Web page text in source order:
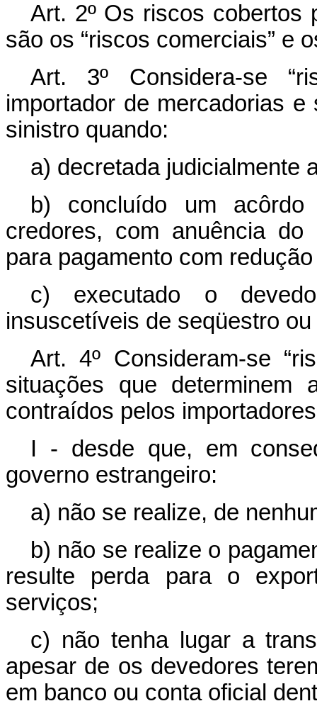
Art. 2º Os riscos cobertos
são os “riscos comerciais” e
Art. 3º Considera-se
importador de mercadorias
sinistro quando:
a) decretada judicialmente
b) concluído um
credores, com anuência
para pagamento com
c) executado o
insuscetíveis de seqüestro
Art. 4º Consideram-se
situações que determinem
contraídos pelos
I - desde que, em
governo estrangeiro:
a) não se realize, de
b) não se realize o
resulte perda para o
serviços;
c) não tenha lugar a
apesar de os devedores
em banco ou conta oficial